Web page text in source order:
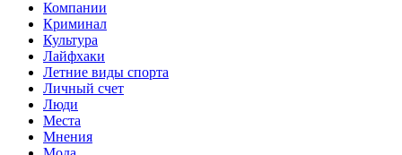
Компании
Криминал
Культура
Лайфхаки
Летние виды спорта
Личный счет
Люди
Места
Мнения